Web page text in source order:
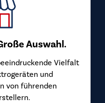
Auswahl.
Vielfalt
und
von führenden